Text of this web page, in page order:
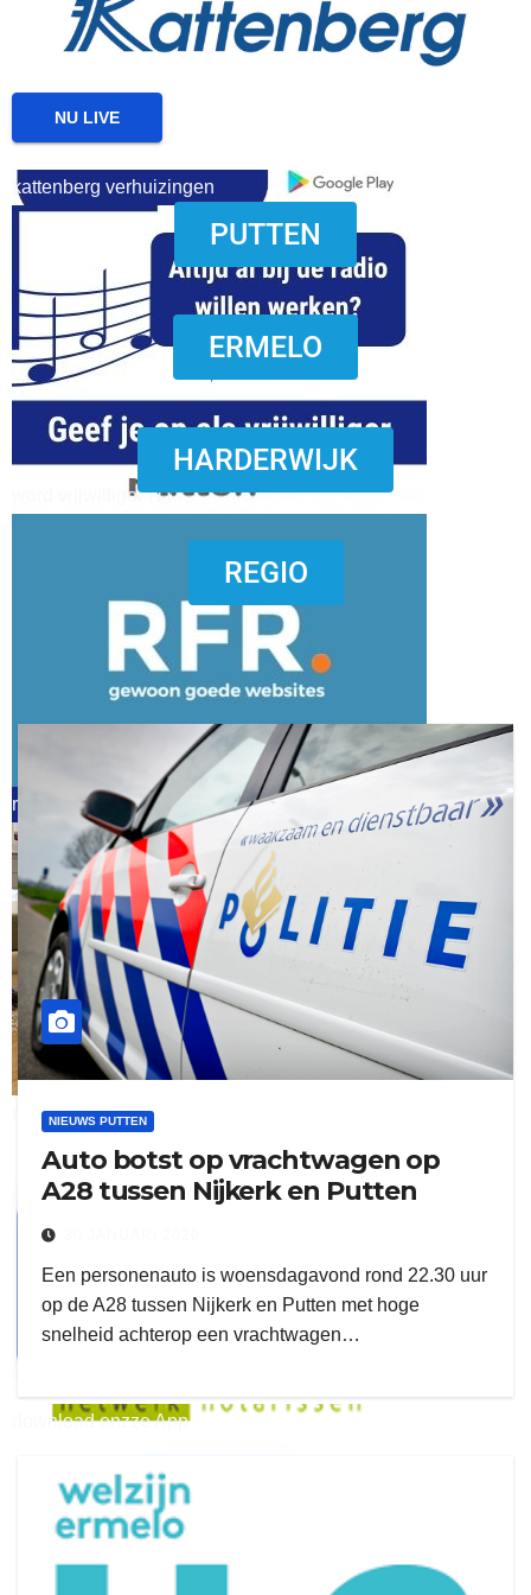
download onzze App
word vrijwilliger (1)
delangekortland
kattenberg verhuizingen
word vrijwilliger (1)
refreshed webdesign putten
ruitengaparket
download onzze App
NU LIVE
PUTTEN
ERMELO
HARDERWIJK
REGIO
NIEUWS PUTTEN
Auto botst op vrachtwagen op
A28 tussen Nijkerk en Putten
Een personenauto is woensdagavond rond 22.30 uur
op de A28 tussen Nijkerk en Putten met hoge
snelheid achterop een vrachtwagen…